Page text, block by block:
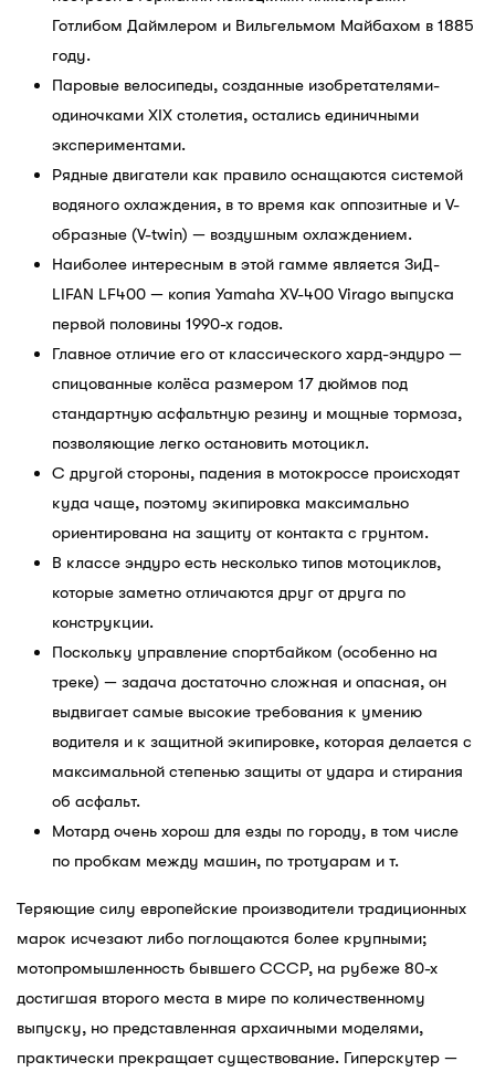
Готлибом Даймлером и Вильгельмом Майбахом в 1885
году.
Паровые велосипеды, созданные изобретателями-
одиночками XIX столетия, остались единичными
экспериментами.
Рядные двигатели как правило оснащаются системой
водяного охлаждения, в то время как оппозитные и V-
образные (V-twin) — воздушным охлаждением.
Наиболее интересным в этой гамме является ЗиД-
LIFAN LF400 — копия Yamaha XV-400 Virago выпуска
первой половины 1990-х годов.
Главное отличие его от классического хард-эндуро —
спицованные колёса размером 17 дюймов под
стандартную асфальтную резину и мощные тормоза,
позволяющие легко остановить мотоцикл.
С другой стороны, падения в мотокроссе происходят
куда чаще, поэтому экипировка максимально
ориентирована на защиту от контакта с грунтом.
В классе эндуро есть несколько типов мотоциклов,
которые заметно отличаются друг от друга по
конструкции.
Поскольку управление спортбайком (особенно на
треке) — задача достаточно сложная и опасная, он
выдвигает самые высокие требования к умению
водителя и к защитной экипировке, которая делается с
максимальной степенью защиты от удара и стирания
об асфальт.
Мотард очень хорош для езды по городу, в том числе
по пробкам между машин, по тротуарам и т.
Теряющие силу европейские производители традиционных
марок исчезают либо поглощаются более крупными;
мотопромышленность бывшего СССР, на рубеже 80-х
достигшая второго места в мире по количественному
выпуску, но представленная архаичными моделями,
практически прекращает существование. Гиперскутер —